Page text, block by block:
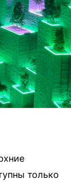
только